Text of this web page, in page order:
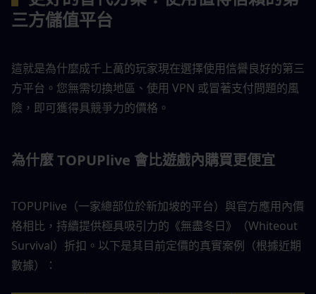
三方儲值平台
這就是為什麼成千上萬的玩家現在選擇使用信譽良好的第三
方平台。您無需切換地區、使用 VPN 或冒著支付問題的風
險，即可獲得具競爭力的價格。
為什麼 TOPUPlive 會比遊戲內購買更便宜
TOPUPlive（一家總部位於新加坡的平台）與官方應用內價
格相比，持續提供極具吸引力的《無盡冬日》（Whiteout
Survival）折扣。以下是其目前定價的真實案例（根據近期
數據）：